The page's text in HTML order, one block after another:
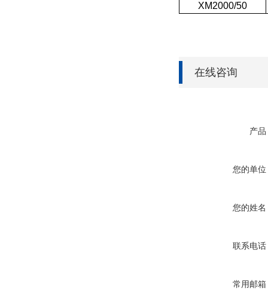
XM2000/50
在线咨询
产品
您的单位
您的姓名
联系电话
常用邮箱